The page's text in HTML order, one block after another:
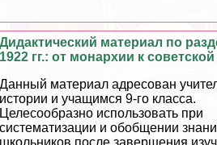
Дидактический материал по
1922 гг.: от монархии к
Данный материал адресован
истории и учащимся 9-го класса.
Целесообразно использовать при
систематизации и обобщении